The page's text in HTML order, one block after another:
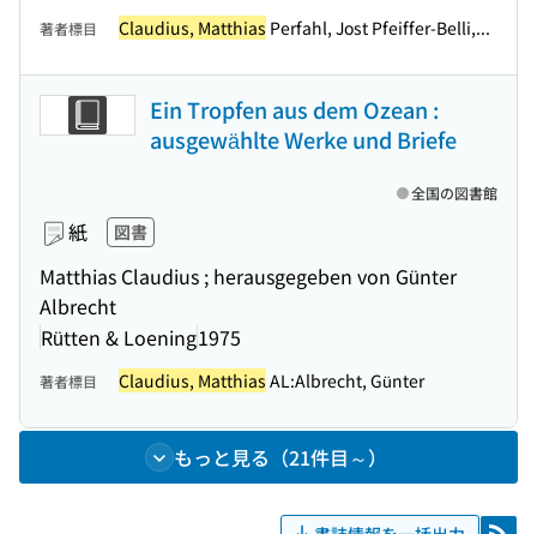
著者標目 Claudius, Matthias Perfahl, Jost Pfeiffer-Belli,...
Ein Tropfen aus dem Ozean :
ausgewählte Werke und Briefe
紙 図書
Matthias Claudius ; herausgegeben von Günter
Albrecht
Rütten & Loening1975
全国の図書館
著者標目 Claudius, Matthias AL:Albrecht, Günter
もっと見る（21件目～）